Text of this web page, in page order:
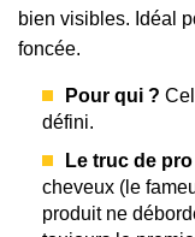
bien visibles. Idéal
foncée.
Pour qui ?
défini.
Le truc de pro
cheveux (le
produit ne